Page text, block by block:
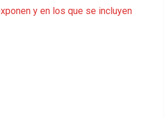
y en los que se incluyen